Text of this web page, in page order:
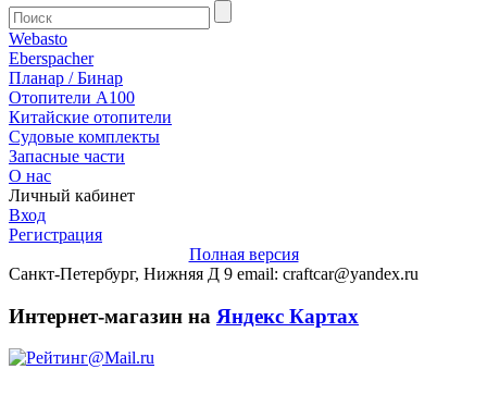
Webasto
Eberspacher
Планар / Бинар
Отопители А100
Китайские отопители
Судовые комплекты
Запасные части
О нас
Личный кабинет
Вход
Регистрация
Полная версия
Санкт-Петербург, Нижняя Д 9 email: craftcar@yandex.ru
Интернет-магазин на Яндекс Картах